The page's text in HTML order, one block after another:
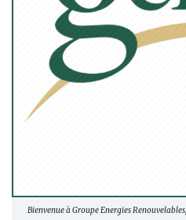
Bienvenue à Groupe Energies